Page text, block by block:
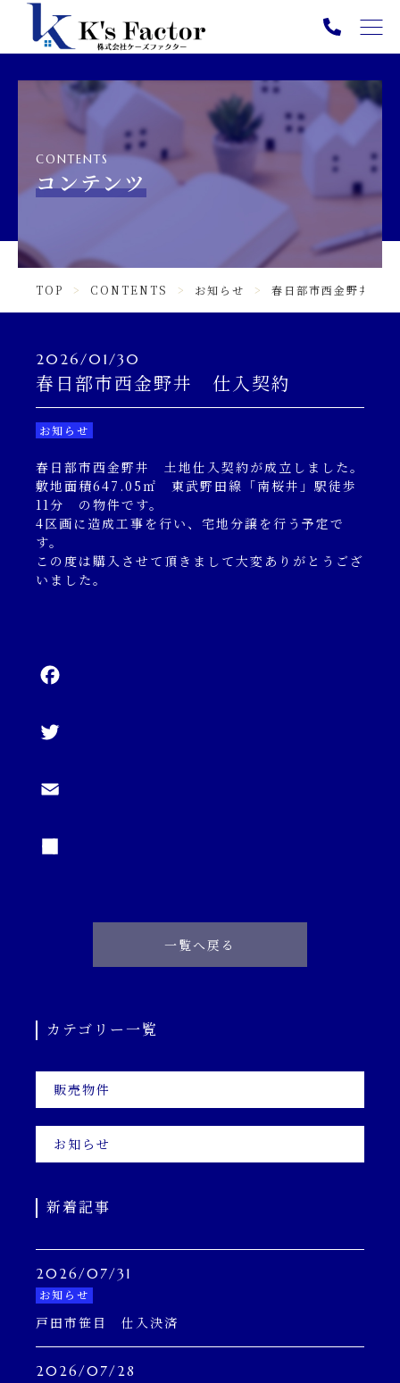
TOP
PICK UP
ABOUT
SERVICE
CONTENTS
INFORMATION
コンテンツ一覧
CONTENTS
コンテンツ
TOP CONTENTS お知らせ 春日部市西金野井 仕
2026/01/30
春日部市西金野井 仕入契約
お知らせ
春日部市西金野井 土地仕入契約が成立しました。
敷地面積647.05㎡ 東武野田線「南桜井」駅徒歩
11分 の物件です。
4区画に造成工事を行い、宅地分譲を行う予定で
す。
この度は購入させて頂きまして大変ありがとうござ
いました。
一覧へ戻る
カテゴリー一覧
販売物件
お知らせ
新着記事
2026/07/31
お知らせ
戸田市笹目 仕入決済
2026/07/28